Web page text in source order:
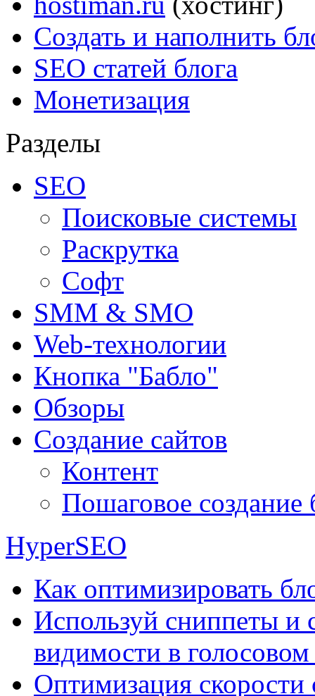
Создать и наполнить
SEO статей блога
Монетизация
Разделы
SEO
Поисковые системы
Раскрутка
Софт
SMM & SMO
Web-технологии
Кнопка "Бабло"
Обзоры
Создание сайтов
Контент
Пошаговое создание
HyperSEO
Как оптимизировать
Используй сниппеты и
видимости в
Оптимизация